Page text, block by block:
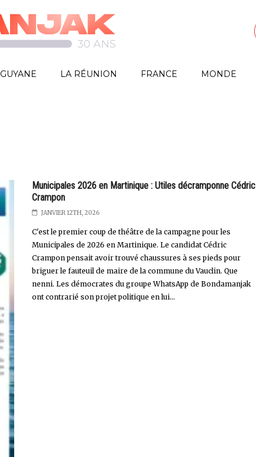
GUYANE LA RÉUNION FRANCE MONDE
Municipales 2026 en Martinique : Utiles décramponne Cédric
Crampon
JANVIER 12TH, 2026
C'est le premier coup de théâtre de la campagne pour les
Municipales de 2026 en Martinique. Le candidat Cédric
Crampon pensait avoir trouvé chaussures à ses pieds pour
briguer le fauteuil de maire de la commune du Vauclin. Que
nenni. Les démocrates du groupe WhatsApp de Bondamanjak
ont contrarié son projet politique en lui...